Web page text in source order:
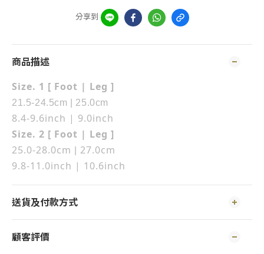
分享到
商品描述
Size. 1 [ Foot | Leg ]
21.5-24.5cm | 25.0cm
8.4-9.6inch | 9.0inch
Size. 2 [ Foot | Leg ]
25.0-28.0cm
27.0cm
9.8-11.0inch | 10.6inch
送貨及付款方式
顧客評價